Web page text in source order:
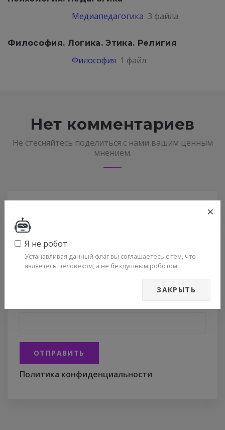
Медиапедагогика 3 файла
Философия. Логика. Этика. Религия
Философия 1 файл
Нет комментариев
Не стесняйтесь поделиться с нами вашим ценным
мнением.
ОТПРАВИТЬ
Политика конфиденциальности
×
Я не робот
Устанавливая данный флаг вы соглашаетесь с тем, что
являетесь человеком, а не бездушным роботом.
ЗАКРЫТЬ